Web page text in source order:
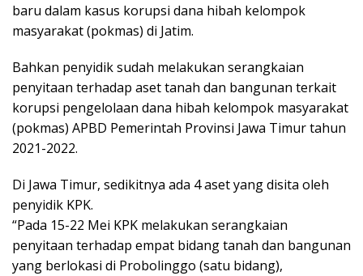
baru dalam kasus korupsi dana hibah kelompok
masyarakat (pokmas) di Jatim.
Bahkan penyidik sudah melakukan serangkaian
penyitaan terhadap aset tanah dan bangunan terkait
korupsi pengelolaan dana hibah kelompok masyarakat
(pokmas) APBD Pemerintah Provinsi Jawa Timur tahun
2021-2022.
Di Jawa Timur, sedikitnya ada 4 aset yang disita oleh
penyidik KPK.
“Pada 15-22 Mei KPK melakukan serangkaian
penyitaan terhadap empat bidang tanah dan bangunan
yang berlokasi di Probolinggo (satu bidang),